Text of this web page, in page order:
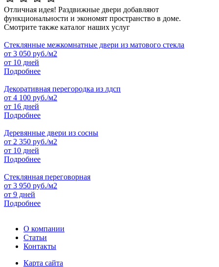
Отличная идея! Раздвижные двери добавляют
функциональности и экономят пространство в доме.
Смотрите также каталог наших услуг
Стеклянные межкомнатные двери из матового стекла
от 3 050 руб./м2
от 10 дней
Подробнее
Декоративная перегородка из лдсп
от 4 100 руб./м2
от 16 дней
Подробнее
Деревянные двери из сосны
от 2 350 руб./м2
от 10 дней
Подробнее
Стеклянная переговорная
от 3 950 руб./м2
от 9 дней
Подробнее
О компании
Статьи
Контакты
Карта сайта